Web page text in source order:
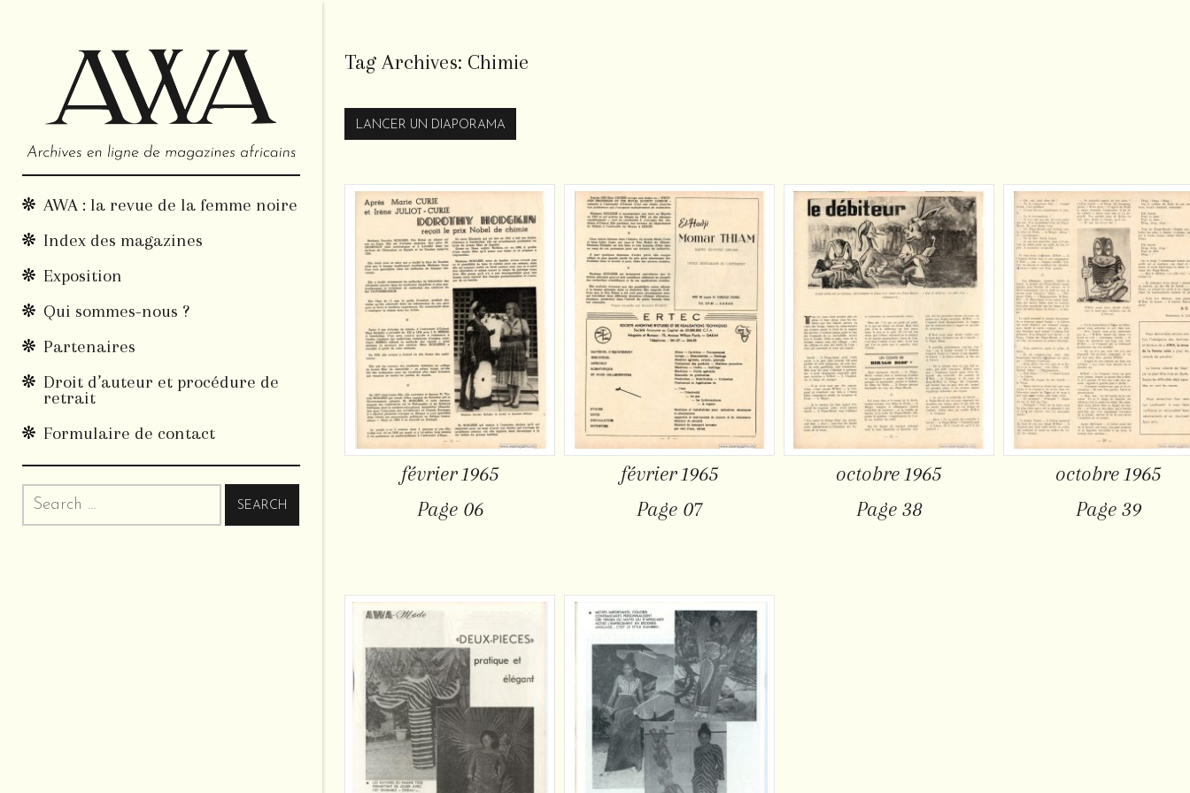
AWA : la revue de la femme noire
Index des magazines
Exposition
Qui sommes-nous ?
Partenaires
Droit d’auteur et procédure de
retrait
Formulaire de contact
Tag Archives: Chimie
LANCER UN DIAPORAMA
février 1965
Page 06
février 1965
Page 07
octobre 1965
Page 38
octobre 1965
Page 39